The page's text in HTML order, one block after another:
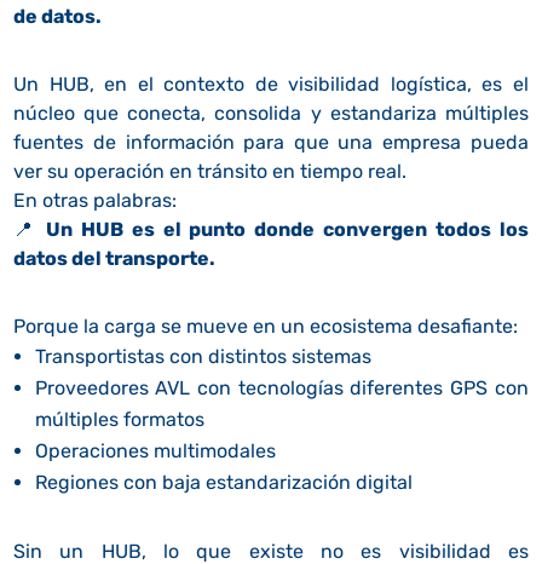
de datos.
Un HUB, en el contexto de visibilidad logística, es el
núcleo que conecta, consolida y estandariza múltiples
fuentes de información para que una empresa pueda
ver su operación en tránsito en tiempo real.
En otras palabras:
📍
Un HUB es el punto donde convergen todos los
datos del transporte.
Porque la carga se mueve en un ecosistema desafiante:
Transportistas con distintos sistemas
Proveedores AVL con tecnologías diferentes GPS con
múltiples formatos
Operaciones multimodales
Regiones con baja estandarización digital
Sin un HUB, lo que existe no es visibilidad es